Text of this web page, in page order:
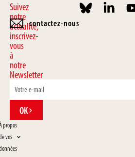
Suivez
notre
actualité,
inscrivez-
vous
à
notre
Newsletter
OK
propos
vos
contactez-nous